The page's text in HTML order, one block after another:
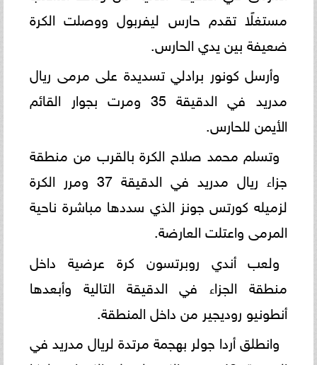
مستغلًا تقدم حارس ليفربول ووصلت الكرة
ضعيفة بين يدي الحارس.
وأرسل كونور برادلي تسديدة على مرمى ريال
مدريد في الدقيقة 35 ومرت بجوار القائم
الأيمن للحارس.
وتسلم محمد صلاح الكرة بالقرب من منطقة
جزاء ريال مدريد في الدقيقة 37 ومرر الكرة
لزميله كورتس جونز الذي سددها مباشرة ناحية
المرمى واعتلت العارضة.
ولعب أندي روبرتسون كرة عرضية داخل
منطقة الجزاء في الدقيقة التالية وأبعدها
أنطونيو روديجير من داخل المنطقة.
وانطلق أردا جولر بهجمة مرتدة لريال مدريد في